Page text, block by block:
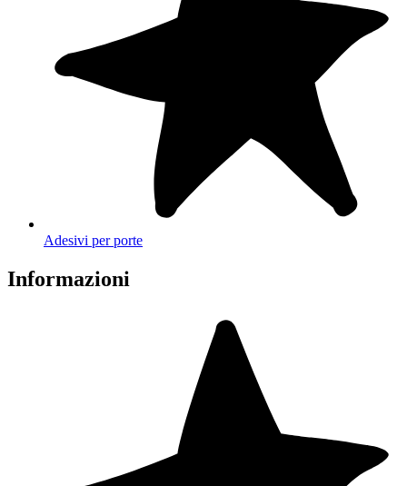
Adesivi per porte
Informazioni